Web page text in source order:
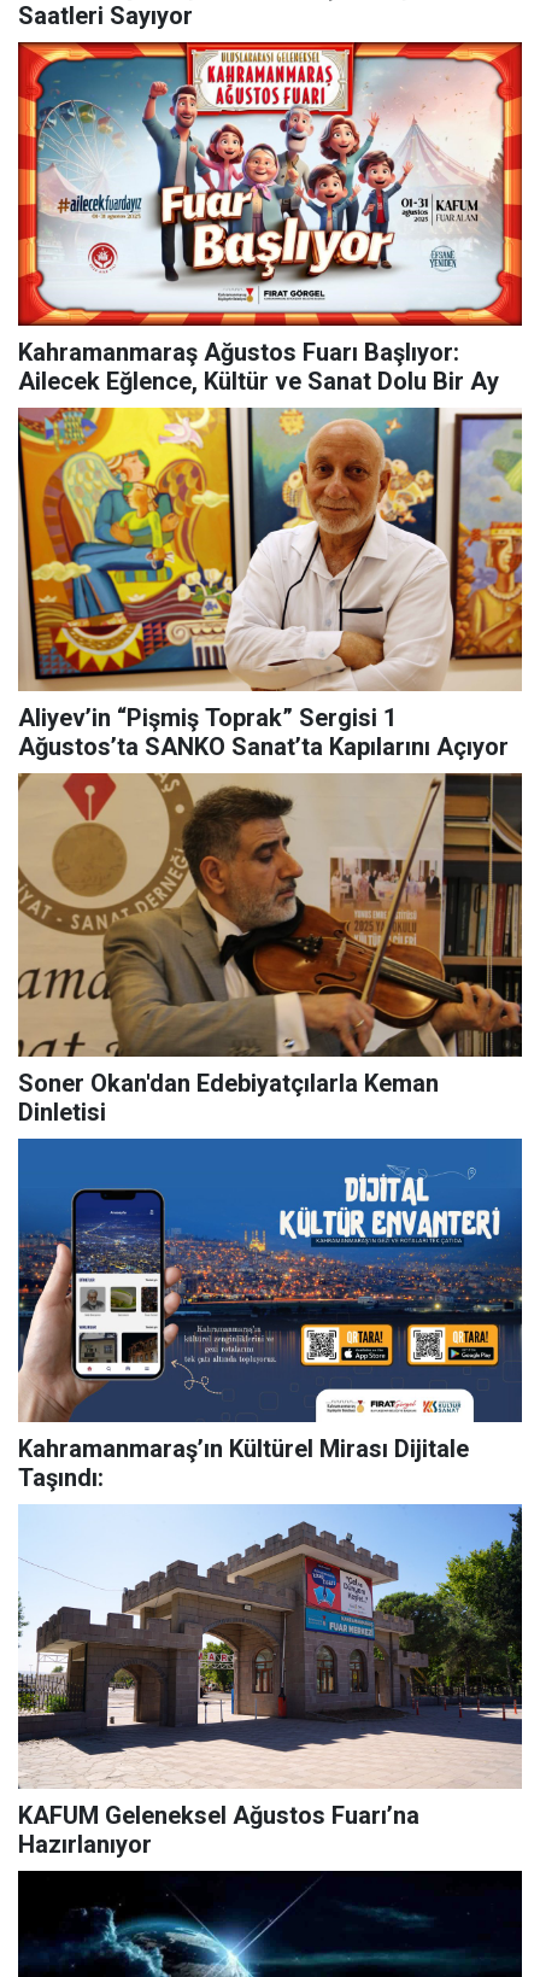
Saatleri Sayıyor
Kahramanmaraş Ağustos Fuarı Başlıyor:
Ailecek Eğlence, Kültür ve Sanat Dolu Bir Ay
Aliyev’in “Pişmiş Toprak” Sergisi 1
Ağustos’ta SANKO Sanat’ta Kapılarını Açıyor
Soner Okan'dan Edebiyatçılarla Keman
Dinletisi
Kahramanmaraş’ın Kültürel Mirası Dijitale
Taşındı:
KAFUM Geleneksel Ağustos Fuarı’na
Hazırlanıyor